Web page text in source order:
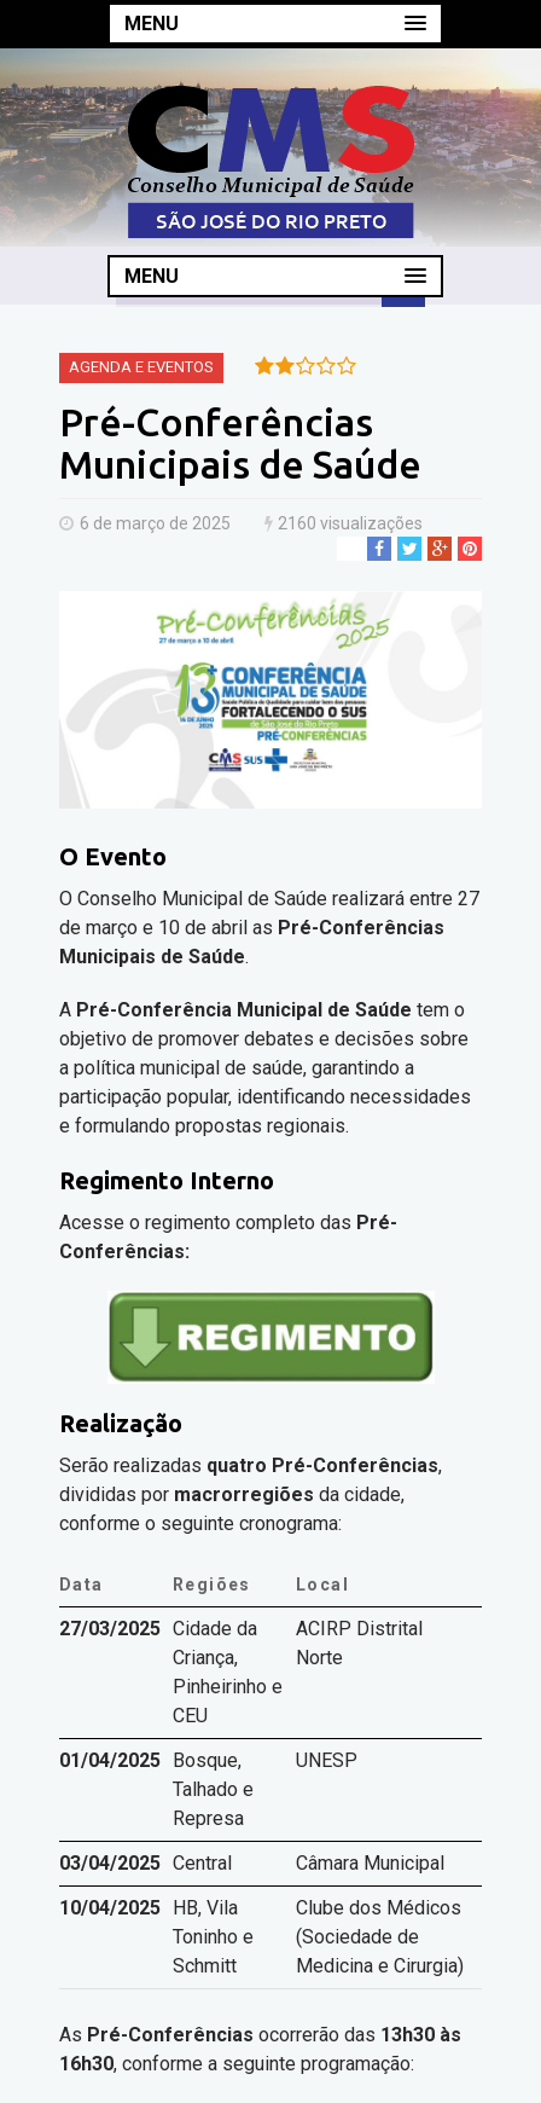
MENU
MENU
AGENDA E EVENTOS
Pré-Conferências
Municipais de Saúde
6 de março de 2025 2160 visualizações
O Evento
O Conselho Municipal de Saúde realizará entre 27
de março e 10 de abril as Pré-Conferências
Municipais de Saúde.
A Pré-Conferência Municipal de Saúde tem o
objetivo de promover debates e decisões sobre
a política municipal de saúde, garantindo a
participação popular, identificando necessidades
e formulando propostas regionais.
Regimento Interno
Acesse o regimento completo das Pré-
Conferências:
Realização
Serão realizadas quatro Pré-Conferências,
divididas por macrorregiões da cidade,
conforme o seguinte cronograma:
Data Regiões Local
27/03/2025 Cidade da
Criança,
Pinheirinho e
CEU
ACIRP Distrital
Norte
01/04/2025
Bosque,
Talhado e
Represa
UNESP
03/04/2025 Central
Câmara Municipal
10/04/2025
HB, Vila
Toninho e
Schmitt
Clube dos Médicos
(Sociedade de
Medicina e Cirurgia)
As Pré-Conferências ocorrerão das 13h30 às
16h30, conforme a seguinte programação: